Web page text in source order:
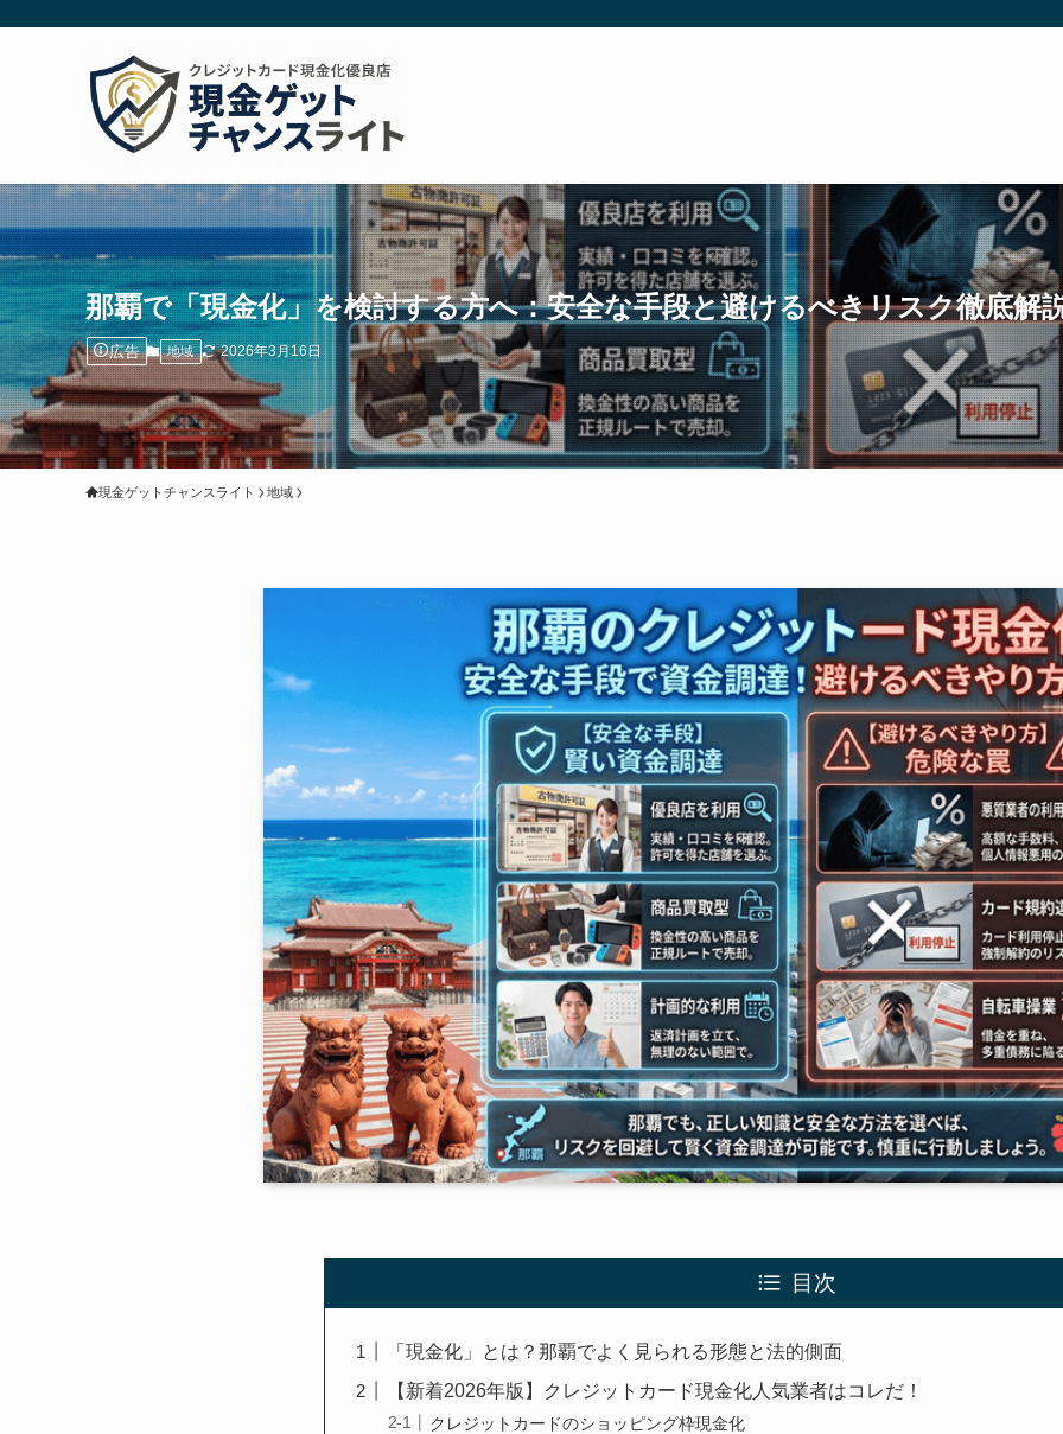
那覇で「現金化」を検討する方へ：安全な手段と避けるべきリスク徹底解
広告 地域 2026年3月16日
現金ゲットチャンスライト 地域
目次
「現金化」とは？那覇でよく見られる形態と法的側面
【新着2026年版】クレジットカード現金化人気業者はコレだ！
クレジットカードのショッピング枠現金化